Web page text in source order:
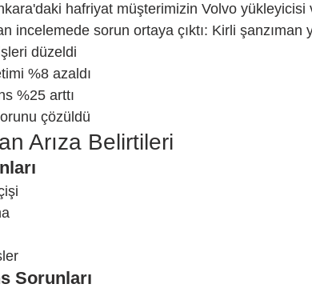
hafriyat müşterimizin Volvo yükleyicisi
incelemede sorun ortaya çıktı: Kirli şanzıman
düzeldi
%8 azaldı
%25 arttı
çözüldü
Arıza Belirtileri
Sorunları